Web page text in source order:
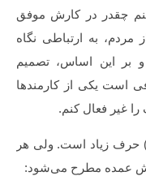
چقدر در کارش موفق
به ارتباطی نگاه
بر این اساس، تصمیم
است یکی از کارمندها
را غیر فعال کنم.
حرف زیاد است. ولی هر
عمده مطرح می‌شود: